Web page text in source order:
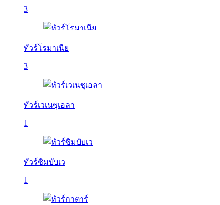
3
ทัวร์โรมาเนีย
3
ทัวร์เวเนซุเอลา
1
ทัวร์ซิมบับเว
1